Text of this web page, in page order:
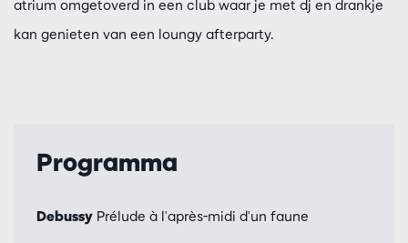
atrium omgetoverd in een club waar je met dj en drankje
kan genieten van een loungy afterparty.
Programma
Debussy Prélude à l'après-midi d'un faune